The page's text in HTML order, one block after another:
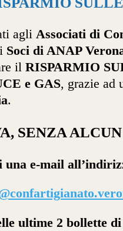
agli Associati di
Soci di ANAP
il RISPARMIO
e GAS, grazie ad
.
SENZA
una e-mail
ultime 2 bollette